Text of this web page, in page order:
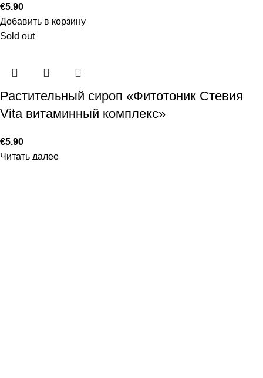
€5.90
Добавить в корзину
Sold out
Растительный сироп «Фитотоник Стевия
Vita витаминный комплекс»
€5.90
Читать далее